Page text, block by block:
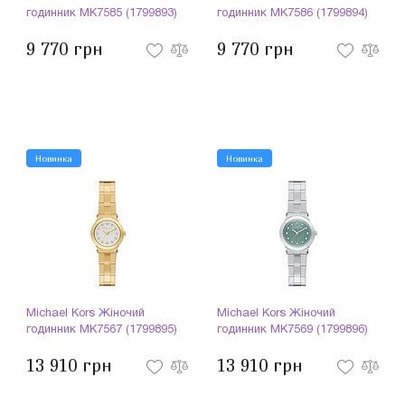
годинник MK7585 (1799893)
9 770 грн
годинник MK7586 (1799894)
9 770 грн
Новинка
Michael Kors Жіночий
годинник MK7567 (1799895)
13 910 грн
Новинка
Michael Kors Жіночий
годинник MK7569 (1799896)
13 910 грн